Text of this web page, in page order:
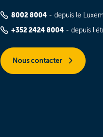
8002 8004 - depuis le
+352 2424 8004 - depuis
Nous contacter